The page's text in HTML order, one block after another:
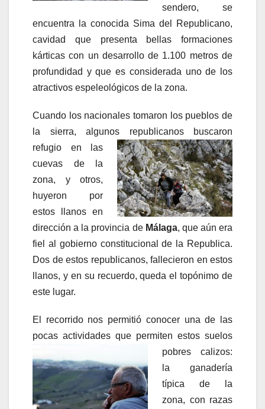
sendero, se
encuentra la conocida Sima del Republicano,
cavidad que presenta bellas formaciones
kárticas con un desarrollo de 1.100 metros de
profundidad y que es considerada uno de los
atractivos espeleológicos de la zona.
Cuando los nacionales tomaron los pueblos de
la sierra, algunos republicanosbuscaron
refugio en las
cuevas de la
zona, y otros,
huyeron por
estos llanos en
dirección a la provincia de Málaga, que aún era
fiel al gobierno constitucional de la Republica.
Dos de estos republicanos, fallecieron en estos
llanos, y en su recuerdo, queda el topónimo de
este lugar.
El recorrido nos permitió conocer una de las
pocas actividades que permiten estos suelos
pobres calizos:
la ganadería
típica de la
zona, con razas